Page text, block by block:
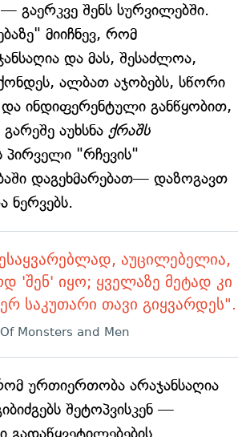
გაერკვე შენს სურვილებში.
მიიჩნევ, რომ
და მას, შესაძლოა,
ალბათ აჯობებს, სწორი
ინდიფერენტული განწყობით,
აუხსნა ქრაშს
პირველი "რჩევის"
დაგეხმარებათ— დაზოგავთ
ნერვებს.
აუცილებელია,
'შენ' იყო; ყველაზე მეტად კი
საკუთარი თავი გიყვარდეს".
Monsters and Men
ურთიერთობა არაჯანსაღია
შეტოპვისკენ —